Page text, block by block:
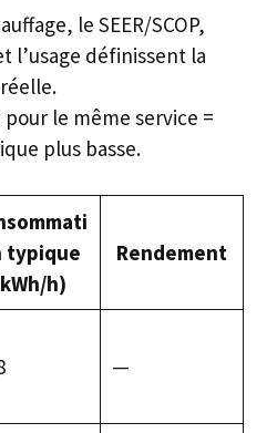
le SEER/SCOP,
l’usage définissent la
pour le même service =
plus basse.
typique
h)
Rendement
—